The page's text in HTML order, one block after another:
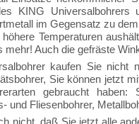
KING
im Gegensatz zu
Temperaturen
mehr! Auch die gefräste
kaufen Sie nicht
Sie können jetzt
gebraucht
und Fliesenbohrer,
nicht, daß Sie jetzt alle